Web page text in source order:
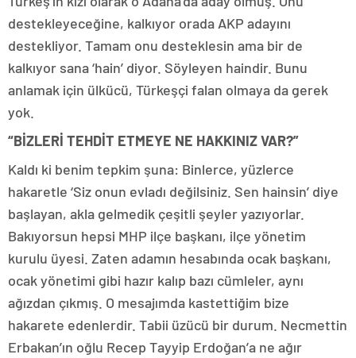
destekleyeceğine, kalkıyor orada AKP adayını
destekliyor. Tamam onu desteklesin ama bir de
kalkıyor sana ‘hain’ diyor. Söyleyen haindir. Bunu
anlamak için ülkücü, Türkeşçi falan olmaya da gerek
yok.
“BİZLERİ TEHDİT ETMEYE NE HAKKINIZ VAR?”
Kaldı ki benim tepkim şuna: Binlerce, yüzlerce
hakaretle ‘Siz onun evladı değilsiniz. Sen hainsin’ diye
başlayan, akla gelmedik çeşitli şeyler yazıyorlar.
Bakıyorsun hepsi MHP ilçe başkanı, ilçe yönetim
kurulu üyesi. Zaten adamın hesabında ocak başkanı,
ocak yönetimi gibi hazır kalıp bazı cümleler, aynı
ağızdan çıkmış. O mesajımda kastettiğim bize
hakarete edenlerdir. Tabii üzücü bir durum. Necmettin
Erbakan’ın oğlu Recep Tayyip Erdoğan’a ne ağır